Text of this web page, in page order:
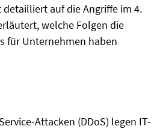
auf die Angriffe im 4.
welche Folgen die
für Unternehmen haben
Attacken (DDoS) legen IT-